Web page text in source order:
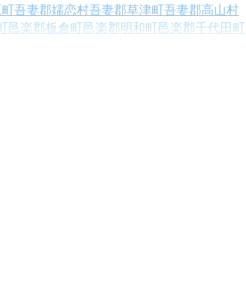
吾妻郡嬬恋村吾妻郡草津町吾妻郡高山村
邑楽郡板倉町邑楽郡明和町邑楽郡千代田町